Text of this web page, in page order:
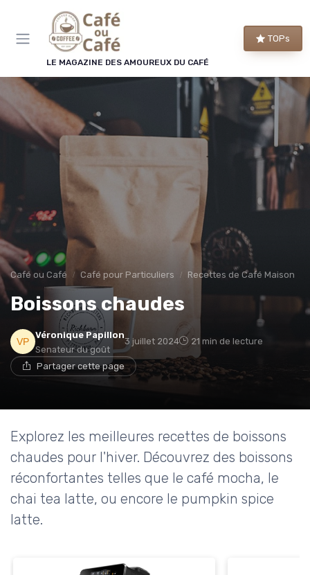
LE MAGAZINE DES AMOUREUX DU CAFÉ
TOPs
Café ou Café Café pour Particuliers Recettes de Café Maison
Boissons chaudes
Véronique Papillon
Senateur du goût
3 juillet 2024 21 min de lecture
Partager cette page
Explorez les meilleures recettes de boissons
chaudes pour l'hiver. Découvrez des boissons
réconfortantes telles que le café mocha, le
chai tea latte, ou encore le pumpkin spice
latte.
Panneau de gestion des cookies